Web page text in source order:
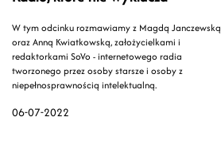
06-07-2022
W tym odcinku rozmawiamy z Magdą Janczewską
oraz Anną Kwiatkowską, założycielkami i
redaktorkami SoVo - internetowego radia
tworzonego przez osoby starsze i osoby z
niepełnosprawnością intelektualną.